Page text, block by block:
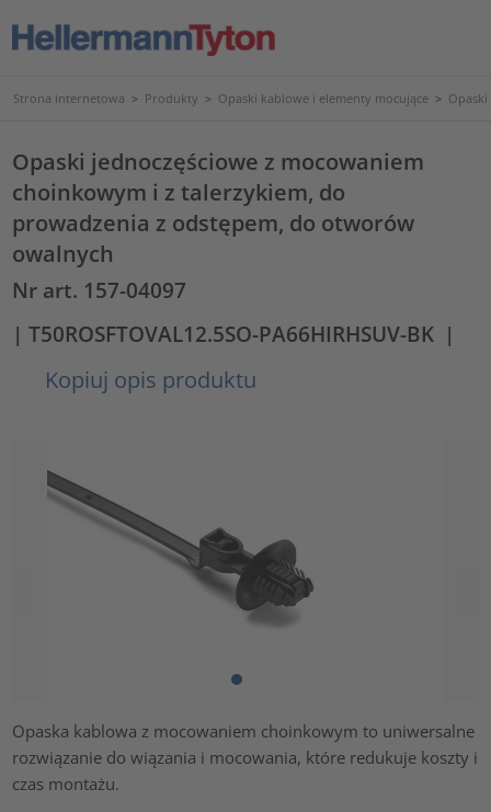
Strona internetowa > Produkty > Opaski kablowe i elementy mocujące >
Opaski jednoczęściowe z mocowaniem
choinkowym i z talerzykiem, do
prowadzenia z odstępem, do otworów
owalnych
Nr art. 157-04097
| T50ROSFTOVAL12.5SO-PA66HIRHSUV-BK |
Kopiuj opis produktu
Opaska kablowa z mocowaniem choinkowym to uniwersalne
rozwiązanie do wiązania i mocowania, które redukuje koszty i
czas montażu.